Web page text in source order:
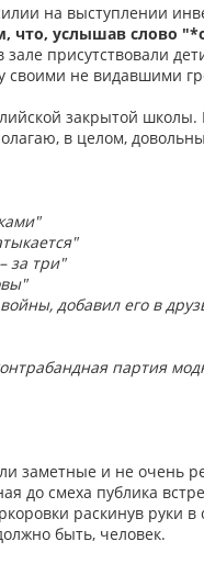
на выступлении
что, услышав слово
зале присутствовали
не видавшими
закрытой
в целом,
за три"
добавил его в
партия
заметные и не очень
до смеха публика
раскинув руки
быть, человек.